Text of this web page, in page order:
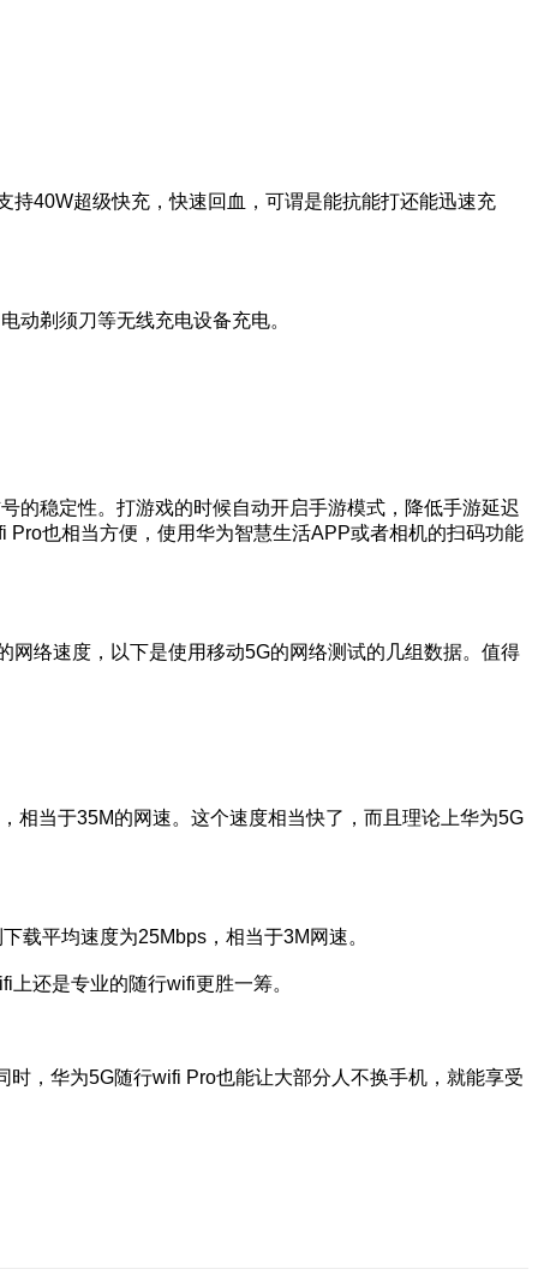
40W超级快充，快速回血，可谓是能抗能打还能迅速充
动剃须刀等无线充电设备充电。
的稳定性。打游戏的时候自动开启手游模式，降低手游延迟
也相当方便，使用华为智慧生活APP或者相机的扫码功能
络速度，以下是使用移动5G的网络测试的几组数据。值得
相当于35M的网速。这个速度相当快了，而且理论上华为5G
载平均速度为25Mbps，相当于3M网速。
还是专业的随行wifi更胜一筹。
，华为5G随行wifi Pro也能让大部分人不换手机，就能享受